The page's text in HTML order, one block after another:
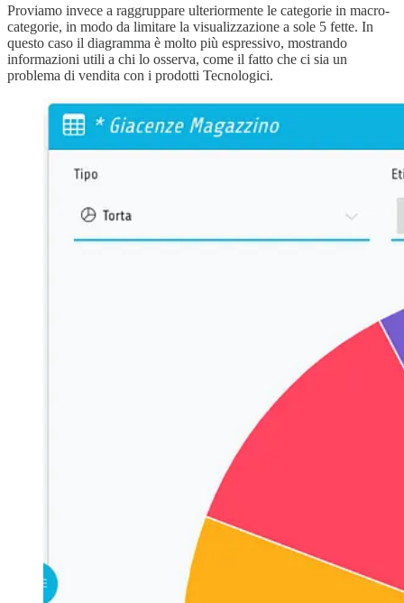
Proviamo invece a raggruppare ulteriormente le categorie in macro-
categorie, in modo da limitare la visualizzazione a sole 5 fette. In
questo caso il diagramma è molto più espressivo, mostrando
informazioni utili a chi lo osserva, come il fatto che ci sia un
problema di vendita con i prodotti Tecnologici.